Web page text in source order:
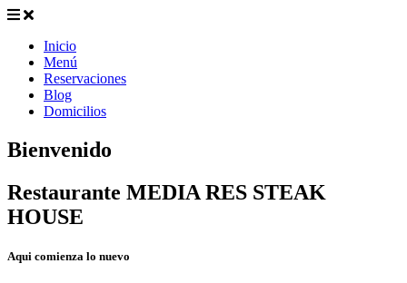
Inicio
Menú
Reservaciones
Blog
Domicilios
Bienvenido
Restaurante MEDIA RES STEAK
HOUSE
Aqui comienza lo nuevo